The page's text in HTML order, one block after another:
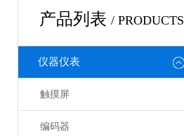
产品列表 / PRODUCTS
仪器仪表
触摸屏
编码器